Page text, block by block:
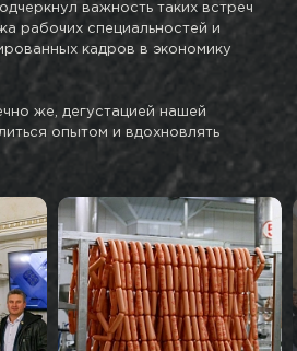
важность таких встреч
рабочих специальностей и
кадров в экономику
же, дегустацией нашей
опытом и вдохновлять